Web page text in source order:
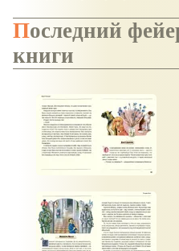
Последний фейерверк, страницы
книги